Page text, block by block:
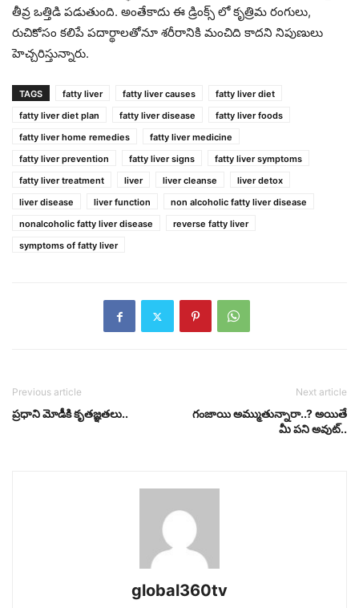
తీవ్ర ఒత్తిడి పడుతుంది. అంతేకాదు ఈ డ్రింక్స్ లో కృత్రిమ రంగులు,
రుచికోసం కలిపే పదార్థాలతోనూ శరీరానికి మంచిది కాదని నిపుణులు
హెచ్చరిస్తున్నారు.
TAGS fatty liver fatty liver causes
fatty liver diet
fatty liver diet plan
fatty liver disease
fatty liver foods
fatty liver home remedies
fatty liver medicine
fatty liver prevention
fatty liver signs
fatty liver symptoms
fatty liver treatment
liver liver cleanse
liver detox
liver disease
liver function
non alcoholic fatty liver disease
nonalcoholic fatty liver disease
reverse fatty liver
symptoms of fatty liver
Previous article
ప్రధాని మోడీకి కృతజ్ఞతలు..
Next article
గంజాయి అమ్ముతున్నారా..? అయితే
మీ పని అవుట్..
global360tv